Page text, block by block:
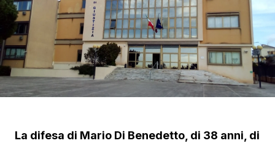
La difesa di Mario Di Benedetto, di 38 anni, di